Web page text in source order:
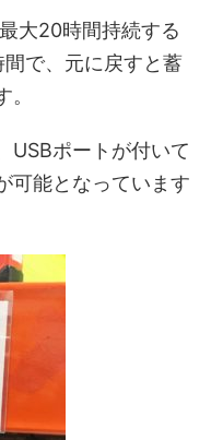
大20時間持続する
で、元に戻すと蓄
USBポートが付いて
可能となっています